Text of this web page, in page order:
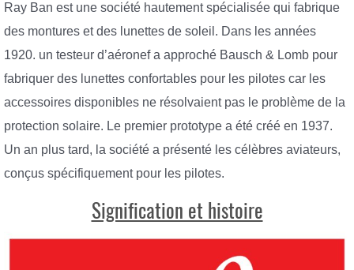
Ray Ban est une société hautement spécialisée qui fabrique
des montures et des lunettes de soleil. Dans les années
1920. un testeur d’aéronef a approché Bausch & Lomb pour
fabriquer des lunettes confortables pour les pilotes car les
accessoires disponibles ne résolvaient pas le problème de la
protection solaire. Le premier prototype a été créé en 1937.
Un an plus tard, la société a présenté les célèbres aviateurs,
conçus spécifiquement pour les pilotes.
Signification et histoire